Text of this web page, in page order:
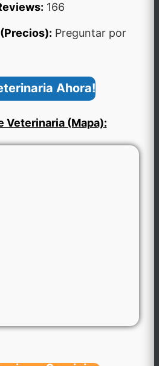
166
Preguntar por
Ahora!
Veterinaria (Mapa):